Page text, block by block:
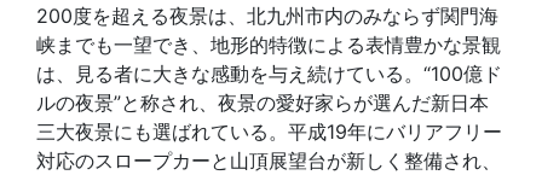
200度を超える夜景は、北九州市内のみならず関門海
峡までも一望でき、地形的特徴による表情豊かな景観
は、見る者に大きな感動を与え続けている。“100億ド
ルの夜景”と称され、夜景の愛好家らが選んだ新日本
三大夜景にも選ばれている。平成19年にバリアフリー
対応のスロープカーと山頂展望台が新しく整備され、